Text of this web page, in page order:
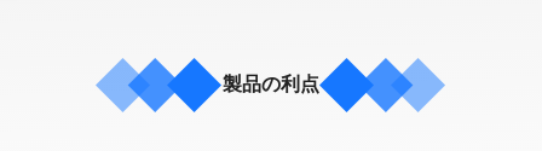
製品の利点